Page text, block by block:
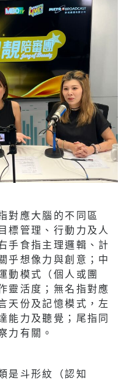
對應大腦的不同區
標管理、行動力及人
手食指主理邏輯、計
乎想像力與創意；中
動模式（個人或團
靈活度；無名指對應
天份及記憶模式，左
能力及聽覺；尾指同
力有關。
是斗形紋（認知